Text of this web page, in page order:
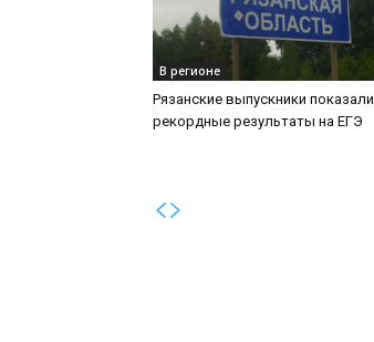
В регионе
Рязанские выпускники показали
рекордные результаты на ЕГЭ